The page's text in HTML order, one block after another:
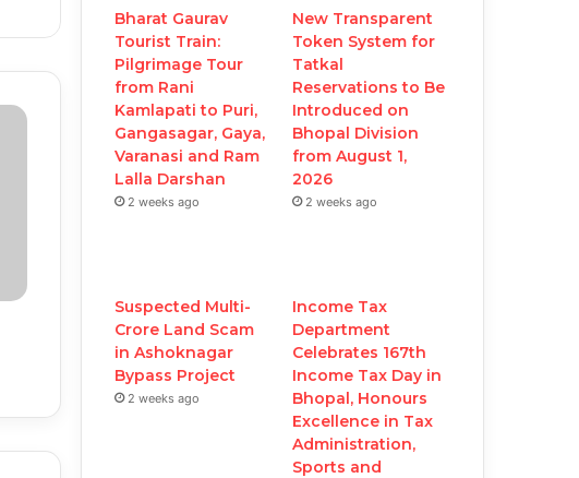
o
o
k
b
e
g
a
Bharat Gaurav
Tourist Train:
Pilgrimage Tour
from Rani
Kamlapati to Puri,
Gangasagar, Gaya,
Varanasi and Ram
Lalla Darshan
2 weeks ago
New Transparent
Token System for
Tatkal
Reservations to Be
Introduced on
Bhopal Division
from August 1,
2026
2 weeks ago
Suspected Multi-
Crore Land Scam
in Ashoknagar
Bypass Project
2 weeks ago
Income Tax
Department
Celebrates 167th
Income Tax Day in
Bhopal, Honours
Excellence in Tax
Administration,
Sports and